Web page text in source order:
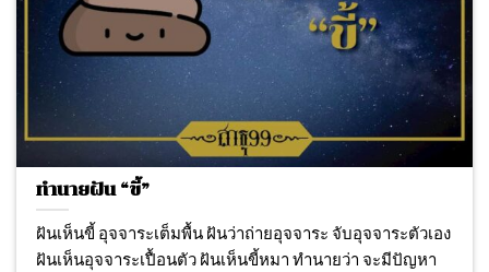
ทำนายฝัน “ขี้”
ฝันเห็นขี้ อุจจาระเต็มพื้น ฝันว่าถ่ายอุจจาระ จับอุจจาระตัวเอง
ฝันเห็นอุจจาระเปื้อนตัว ฝันเห็นขี้หมา ทำนายว่า จะมีปัญหา